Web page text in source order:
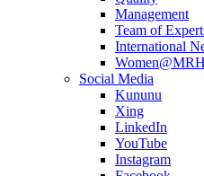
Management
Team of
International
Social Media
Kununu
Xing
LinkedIn
YouTube
Instagram